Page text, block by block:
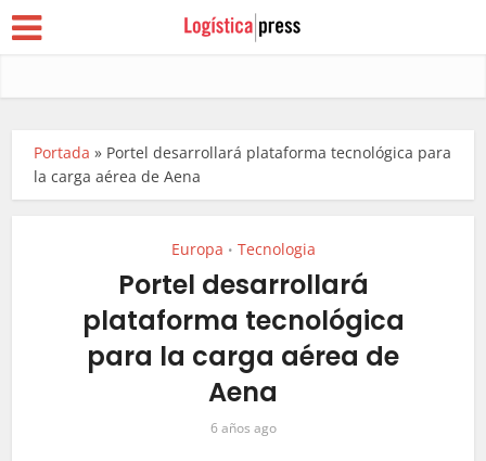
Portada » Portel desarrollará plataforma tecnológica para
la carga aérea de Aena
Europa • Tecnologia
Portel desarrollará
plataforma tecnológica
para la carga aérea de
Aena
6 años ago